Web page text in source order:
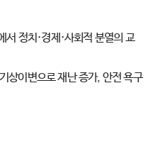
정치·경제·사회적 분열의 교
상이변으로 재난 증가, 안전 욕구